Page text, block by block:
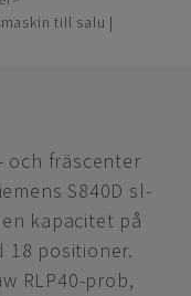
till salu |
och fräscenter
S840D sl-
kapacitet på
18 positioner.
RLP40-prob,